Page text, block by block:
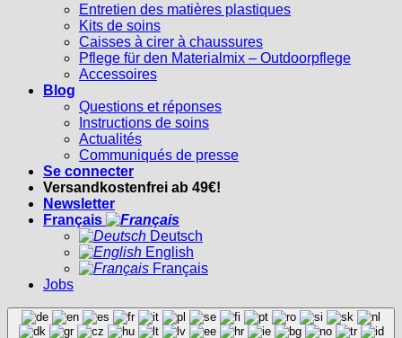
Entretien des matières plastiques
Kits de soins
Caisses à cirer à chaussures
Pflege für den Materialmix – Outdoorpflege
Accessoires
Blog
Questions et réponses
Instructions de soins
Actualités
Communiqués de presse
Se connecter
Versandkostenfrei ab 49€!
Newsletter
Français
Deutsch
English
Français
Jobs